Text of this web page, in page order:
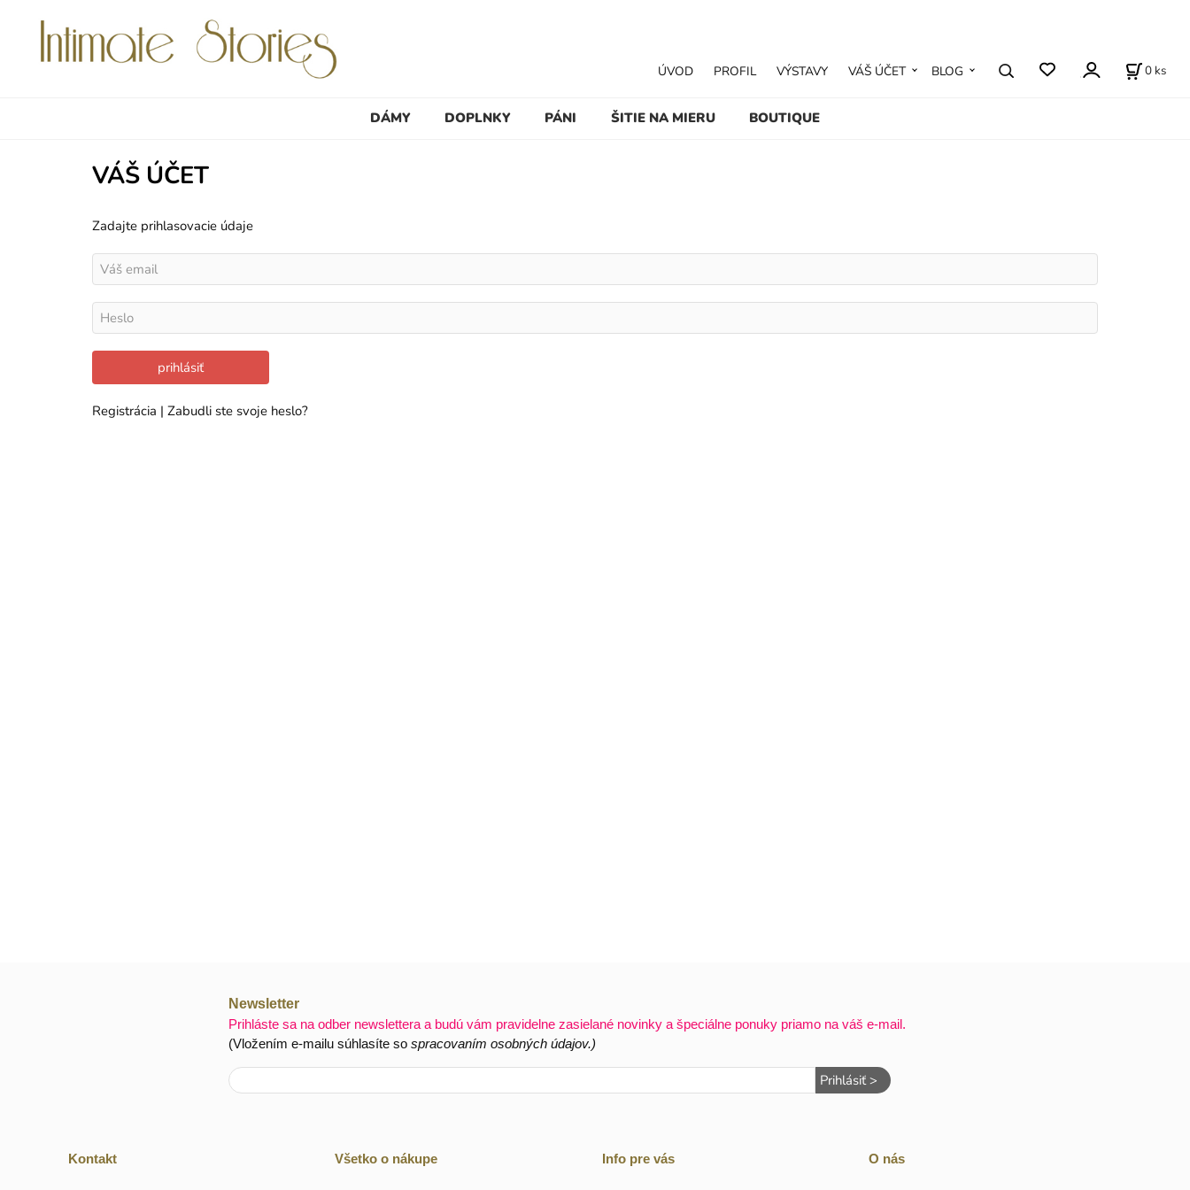
DÁMY DOPLNKY PÁNI ŠITIE NA MIERU BOUTIQUE
ÚVOD PROFIL VÝSTAVY VÁŠ ÚČET BLOG 0 ks
VÁŠ ÚČET
Zadajte prihlasovacie údaje
Registrácia | Zabudli ste svoje heslo?
Newsletter
Prihláste sa na odber newslettera a budú vám pravidelne zasielané novinky a špeciálne ponuky priamo na váš e-mail.
(Vložením e-mailu súhlasíte so spracovaním osobných údajov.)
Prihlásiť >
Kontakt Všetko o nákupe Info pre vás O nás